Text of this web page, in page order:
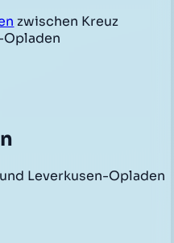
zwischen Kreuz
Opladen
Leverkusen-Opladen